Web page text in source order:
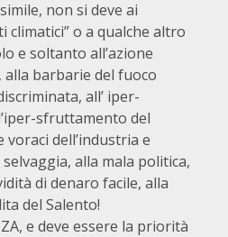
non si deve ai
climatici” o a qualche altro
e soltanto all’azione
alla barbarie del fuoco
all’ iper-
sfruttamento del
dell’industria e
alla mala politica,
di denaro facile, alla
del Salento!
e deve essere la priorità